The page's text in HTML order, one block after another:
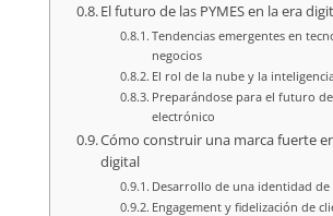
El futuro de las PYMES en la era
Tendencias emergentes en
negocios
El rol de la nube y la
Preparándose para el futuro
electrónico
Cómo construir una marca fuerte
digital
Desarrollo de una identidad de
Engagement y fidelización de